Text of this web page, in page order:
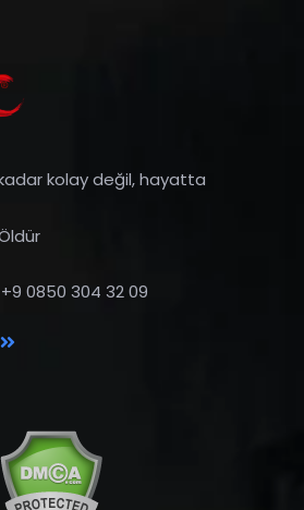
kolay değil, hayatta
0850 304 32 09